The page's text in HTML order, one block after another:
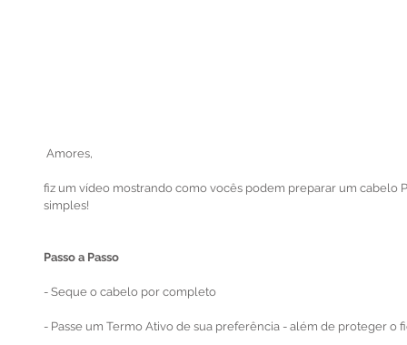
Amores,
fiz um vídeo mostrando como vocês podem preparar um cabelo
simples!
Passo a Passo
- Seque o cabelo por completo
- Passe um Termo Ativo de sua preferência - além de proteger o